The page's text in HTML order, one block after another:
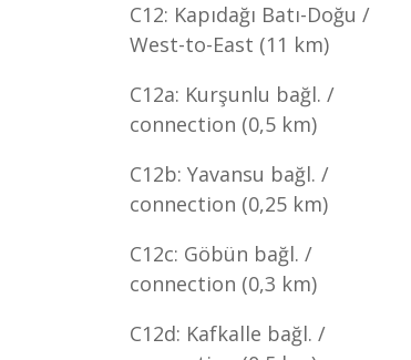
C12: Kapıdağı Batı-Doğu /
West-to-East (11 km)
C12a: Kurşunlu bağl. /
connection (0,5 km)
C12b: Yavansu bağl. /
connection (0,25 km)
C12c: Göbün bağl. /
connection (0,3 km)
C12d: Kafkalle bağl. /